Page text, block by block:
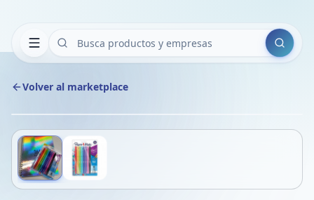
Buscar
Volver al marketplace
1/2